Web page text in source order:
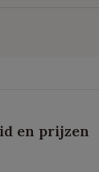
en prijzen